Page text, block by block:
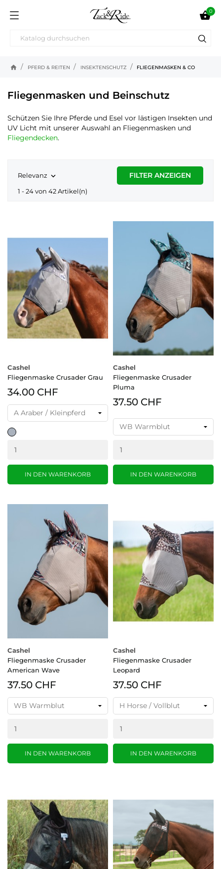
0
home PFERD & REITEN INSEKTENSCHUTZ FLIEGENMASKEN & CO
Fliegenmasken und Beinschutz
Schützen Sie Ihre Pferde und Esel vor lästigen Insekten und
UV Licht mit unserer Auswahl an Fliegenmasken und
Fliegendecken.
Relevanz  FILTER ANZEIGEN
1 - 24 von 42 Artikel(n)
Cashel
Fliegenmaske Crusader Grau
34.00 CHF
grau
IN DEN WARENKORB
Cashel
Fliegenmaske Crusader
Pluma
37.50 CHF
IN DEN WARENKORB
Cashel
Fliegenmaske Crusader
American Wave
37.50 CHF
IN DEN WARENKORB
Cashel
Fliegenmaske Crusader
Leopard
37.50 CHF
IN DEN WARENKORB